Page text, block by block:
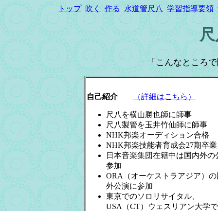
トップ 吹く 作る 水道管尺八 学習指導要領
「こんなところ
自己紹介 （詳細はこちら）
尺八を横山勝也師に師事
尺八製管を玉井竹仙師に師事
NHK邦楽オーディション合格
NHK邦楽技能者育成会27期卒業
日本音楽集団在籍中は国内外の
参加
ORA（オーケストラアジア）の
外公演に参加
東京でのソロリサイタル、
USA（CT）ウェスリアン大学